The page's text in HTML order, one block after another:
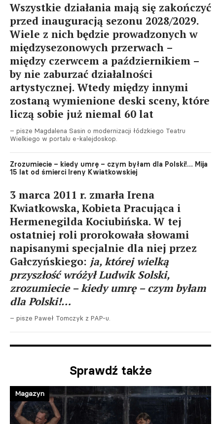
Wszystkie działania mają się zakończyć
przed inauguracją sezonu 2028/2029.
Wiele z nich będzie prowadzonych w
międzysezonowych przerwach –
między czerwcem a październikiem –
by nie zaburzać działalności
artystycznej. Wtedy między innymi
zostaną wymienione deski sceny, które
liczą sobie już niemal 60 lat
– pisze Magdalena Sasin o modernizacji łódzkiego Teatru
Wielkiego w portalu e-kalejdoskop.
Zrozumiecie – kiedy umrę – czym byłam dla Polski!… Mija
15 lat od śmierci Ireny Kwiatkowskiej
3 marca 2011 r. zmarła Irena
Kwiatkowska, Kobieta Pracująca i
Hermenegilda Kociubińska. W tej
ostatniej roli prorokowała słowami
napisanymi specjalnie dla niej przez
Gałczyńskiego: ja, której wielką
przyszłość wróżył Ludwik Solski,
zrozumiecie – kiedy umrę – czym byłam
dla Polski!…
– pisze Paweł Tomczyk z PAP-u.
Sprawdź także
Magazyn